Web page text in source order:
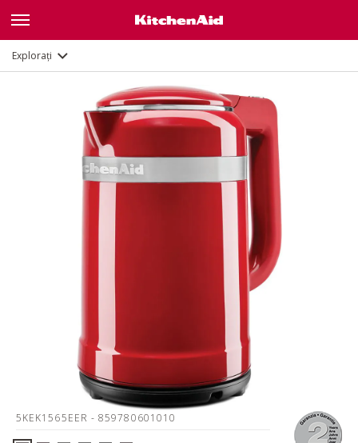
Explorați
5KEK1565EER - 859780601010